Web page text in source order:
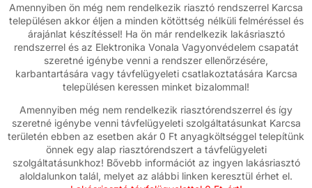
Amennyiben ön még nem rendelkezik riasztó rendszerrel Karcsa
településen akkor éljen a minden kötöttség nélküli felméréssel és
árajánlat készítéssel! Ha ön már rendelkezik lakásriasztó
rendszerrel és az Elektronika Vonala Vagyonvédelem csapatát
szeretné igénybe venni a rendszer ellenőrzésére,
karbantartására vagy távfelügyeleti csatlakoztatására Karcsa
településen keressen minket bizalommal!
Amennyiben még nem rendelkezik riasztórendszerrel és így
szeretné igénybe venni távfelügyeleti szolgáltatásunkat Karcsa
területén ebben az esetben akár 0 Ft anyagköltséggel telepítünk
önnek egy alap riasztórendszert a távfelügyeleti
szolgáltatásunkhoz! Bővebb információt az ingyen lakásriasztó
aloldalunkon talál, melyet az alábbi linken keresztül érhet el.